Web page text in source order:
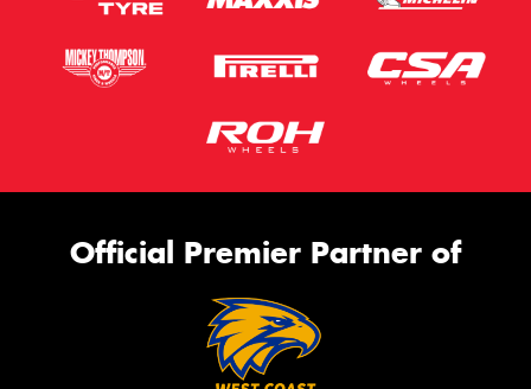
Official Premier Partner of